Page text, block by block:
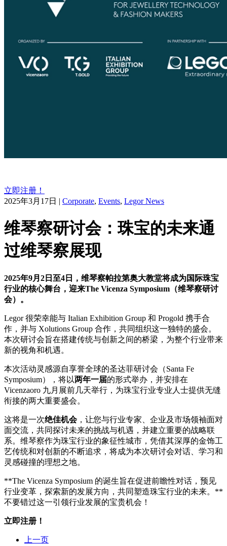
立即注册！
2025年3月17日 | Corporate, Events, Legor News
维琴察研讨会：珠宝的未来通
过维琴察展现
2025年9月2日至4日，维琴察帕拉第奥大教堂将成为国际珠宝
行业的核心舞台，迎来The Vicenza Symposium（维琴察研讨
会）。
Legor 很荣幸能与 Italian Exhibition Group 和 Progold 携手合
作，并与 Xolutions Group 合作，共同组织这一独特的盛会。
本次研讨会旨在搭建传统与创新之间的桥梁，为整个行业带来
新的视角和机遇。
本次活动灵感源自享誉全球的圣达菲研讨会（Santa Fe
Symposium），将以两年一届的形式举办，并安排在
Vicenzaoro 九月展前几天举行，为珠宝行业专业人士提供无缝
衔接的两大重要盛会。
这将是一次绝佳机会，让您与行业专家、企业及市场领袖面对
面交流，共同探讨未来的挑战与机遇，并建立重要的战略联
系。维琴察作为珠宝行业的象征性城市，凭借其深厚的金饰工
艺传统和对创新的不断追求，将成为本次研讨会对话、学习和
灵感碰撞的理想之地。
**The Vicenza Symposium 的诞生旨在促进前瞻性对话，预见
行业变革，探索新的发展方向，共同塑造珠宝行业的未来。**
不要错过这一引领行业发展的宝贵机会！
立即注册！
上一页